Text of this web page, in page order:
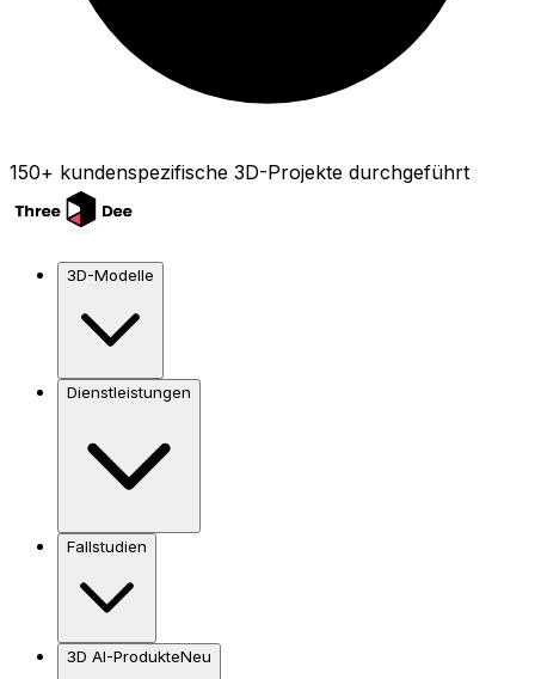
150+ kundenspezifische 3D-Projekte durchgeführt
3D-Modelle
Dienstleistungen
Fallstudien
3D AI-ProdukteNeu